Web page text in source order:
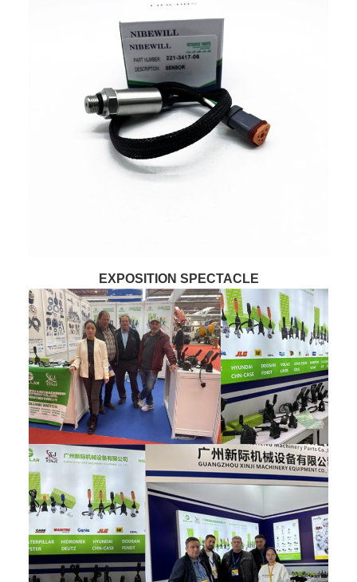
EXPOSITION SPECTACLE